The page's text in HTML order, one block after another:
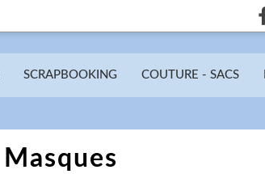
SCRAPBOOKING COUTURE - SACS
Masques